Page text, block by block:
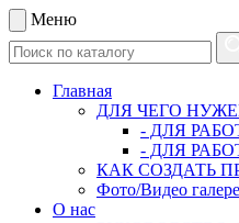
Меню
Главная
ДЛЯ ЧЕГО
- ДЛЯ
- ДЛЯ
КАК СОЗДАТЬ
Фото/Видео
О нас